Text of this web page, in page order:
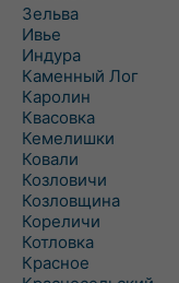
Зельва
Ивье
Индура
Каменный Лог
Каролин
Квасовка
Кемелишки
Ковали
Козловичи
Козловщина
Кореличи
Котловка
Красное